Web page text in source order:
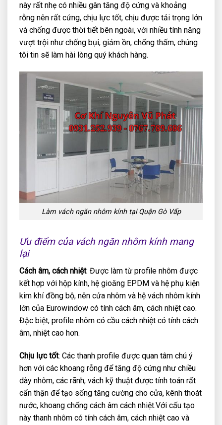
này rất nhẹ có nhiều gân tăng độ cứng và khoảng
rỗng nên rất cứng, chịu lực tốt, chịu được tải trọng lớn
và chống được thời tiết bên ngoài, với nhiều tính năng
vượt trội như chống bụi, giảm ồn, chống thấm, chúng
tôi tin sẽ làm hài lòng quý khách hàng.
Làm vách ngăn nhôm kính tại Quận Gò Vấp
Ưu điểm của vách ngăn nhôm kính mang
lại
Cách âm, cách nhiệt: Được làm từ profile nhôm được
kết hợp với hộp kính, hệ gioăng EPDM và hệ phụ kiện
kim khí đồng bộ, nên cửa nhôm và hệ vách nhôm kính
lớn của Eurowindow có tính cách âm, cách nhiệt cao.
Đặc biệt, profile nhôm có cầu cách nhiệt có tính cách
âm, nhiệt cao hơn.
Chịu lực tốt: Các thanh profile được quan tâm chú ý
hơn với các khoang rỗng để tăng độ cứng như chiều
dày nhôm, các rãnh, vách kỹ thuật được tính toán rất
cẩn thận để tạo sống tăng cường cho cửa, kênh thoát
nước, khoang chống cách âm cách nhiệt.Với cấu tạo
này thanh nhôm có tính cách âm, cách nhiệt cao và